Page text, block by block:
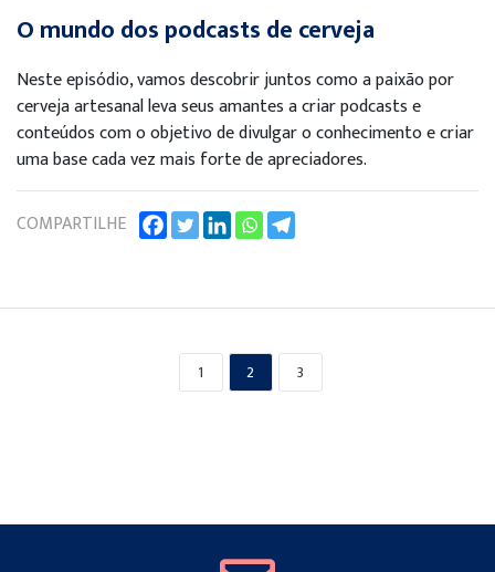
O mundo dos podcasts de cerveja
Neste episódio, vamos descobrir juntos como a paixão por
cerveja artesanal leva seus amantes a criar podcasts e
conteúdos com o objetivo de divulgar o conhecimento e criar
uma base cada vez mais forte de apreciadores.
COMPARTILHE
1 2 3